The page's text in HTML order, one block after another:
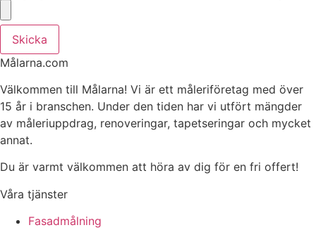
Skicka
Målarna.com
Välkommen till Målarna! Vi är ett måleriföretag med över
15 år i branschen. Under den tiden har vi utfört mängder
av måleriuppdrag, renoveringar, tapetseringar och mycket
annat.
Du är varmt välkommen att höra av dig för en fri offert!
Våra tjänster
Fasadmålning